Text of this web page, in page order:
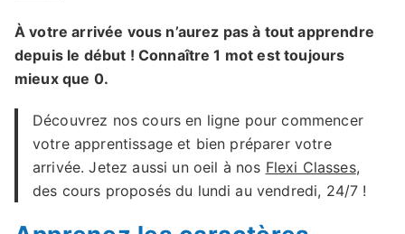
À votre arrivée vous n’aurez pas à tout apprendre
depuis le début ! Connaître 1 mot est toujours
mieux que 0.
Découvrez nos cours en ligne pour commencer
votre apprentissage et bien préparer votre
arrivée. Jetez aussi un oeil à nos Flexi Classes,
des cours proposés du lundi au vendredi, 24/7 !